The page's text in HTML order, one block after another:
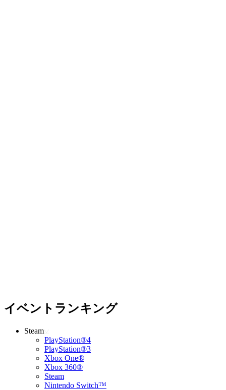
イベントランキング
Steam
PlayStation®4
PlayStation®3
Xbox One®
Xbox 360®
Steam
Nintendo Switch™